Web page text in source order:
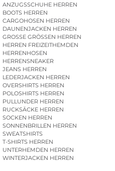
ANZUGSSCHUHE HERREN
BOOTS HERREN
CARGOHOSEN HERREN
DAUNENJACKEN HERREN
GROSSE GRÖSSEN HERREN
HERREN FREIZEITHEMDEN
HERRENHOSEN
HERRENSNEAKER
JEANS HERREN
LEDERJACKEN HERREN
OVERSHIRTS HERREN
POLOSHIRTS HERREN
PULLUNDER HERREN
RUCKSÄCKE HERREN
SOCKEN HERREN
SONNENBRILLEN HERREN
SWEATSHIRTS
T-SHIRTS HERREN
UNTERHEMDEN HERREN
WINTERJACKEN HERREN